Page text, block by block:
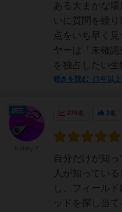
ある大まかな
いに質問を繰
点をいち早く
ヤーは「未確
を独占したい
続きを読む（1年以上
276名 2名
自分だけが知
人が知ってい
し、フィール
ッドを探し当
国王